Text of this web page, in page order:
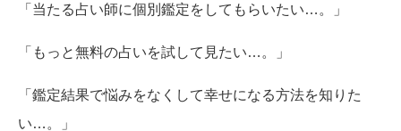
「当たる占い師に個別鑑定をしてもらいたい…。」
「もっと無料の占いを試して見たい…。」
「鑑定結果で悩みをなくして幸せになる方法を知りた
い…。」